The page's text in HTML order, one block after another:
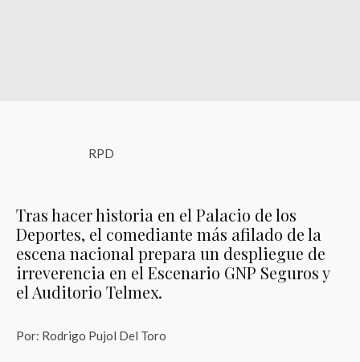
RPD
Tras hacer historia en el Palacio de los
Deportes, el comediante más afilado de la
escena nacional prepara un despliegue de
irreverencia en el Escenario GNP Seguros y
el Auditorio Telmex.
Por: Rodrigo Pujol Del Toro